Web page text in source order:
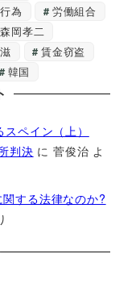
為
労働組合
森岡孝二
賃金窃盗
韓国
ペイン（上）
判決 に菅俊治 よ
する法律なのか?